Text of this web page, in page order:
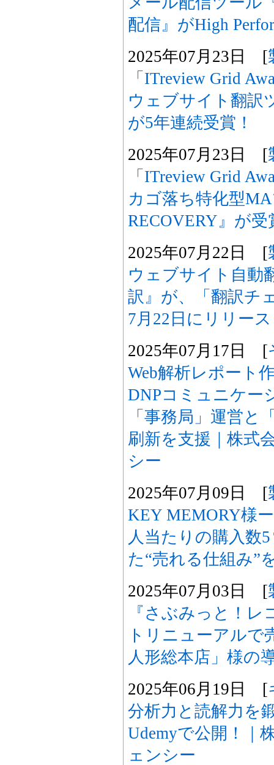
配信』がHigh
2025年07月23日 [
「ITreview Grid
ウェブサイト翻訳
が5年連続受賞！
2025年07月23日 [
「ITreview Grid
カゴ落ち特化型
RECOVERY』が受
2025年07月22日 [
ウェブサイト自動
訳』が、「翻訳チ
7月22日にリリー
2025年07月17日 [
Web解析レポート
DNPコミュニケー
「事務局」運営と
刷新を支援｜株式
シー
2025年07月09日 [
KEY MEMORY様
人当たりの購入数
た“売れる仕組み”
2025年07月03日 [
『さぶみっと！
トリニューアルで
人形総本店」様の
2025年06月19日 [
分析力と読解力を
Udemyで公開！｜
ェンシー